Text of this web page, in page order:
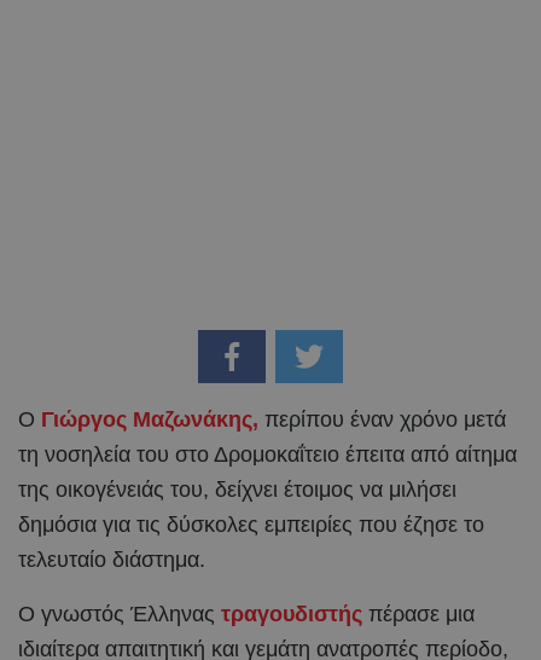
Ο Γιώργος Μαζωνάκης, περίπου έναν χρόνο μετά
τη νοσηλεία του στο Δρομοκαΐτειο έπειτα από αίτημα
της οικογένειάς του, δείχνει έτοιμος να μιλήσει
δημόσια για τις δύσκολες εμπειρίες που έζησε το
τελευταίο διάστημα.
Ο γνωστός Έλληνας τραγουδιστής πέρασε μια
ιδιαίτερα απαιτητική και γεμάτη ανατροπές περίοδο,